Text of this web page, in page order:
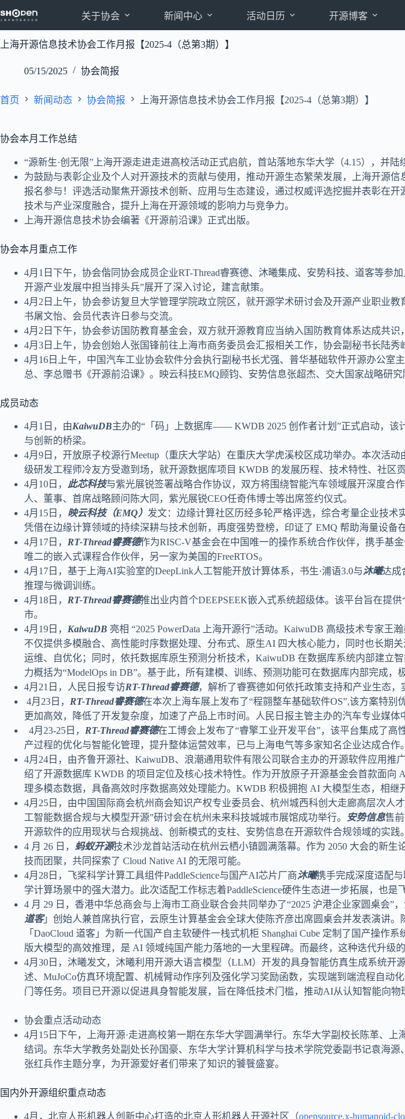
至
容
关于协会 新闻中心 活动日历 开源博客
上海开源信息技术协会工作月报【2025-4（总第3期）】
05/15/2025 协会简报
首页 新闻动态 协会简报 上海开源信息技术协会工作月报【2025-4（总第3期）】
协会本月工作总结
“源新生·创无限”上海开源走进走进高校活动正式启航，首站落地东华大学（4.15），并
为鼓励与表彰企业及个人对开源技术的贡献与使用，推动开源生态繁荣发展，上海开源
报名参与！评选活动聚焦开源技术创新、应用与生态建设，通过权威评选挖掘并表彰在
技术与产业深度融合，提升上海在开源领域的影响力与竞争力。
上海开源信息技术协会编著《开源前沿课》正式出版。
协会本月重点工作
4月1日下午，协会偕同协会成员企业RT-Thread睿赛德、沐曦集成、安势科技、道客等
开源产业发展中担当排头兵”展开了深入讨论，建言献策。
4月2日上午，协会参访复旦大学管理学院政立院区，就开源学术研讨会及开源产业职业
书屠文怡、会员代表许日参与交流。
4月2日下午，协会参访国防教育基金会，双方就开源教育应当纳入国防教育体系达成共
4月3日上午，协会创始人张国锋前往上海市商务委员会汇报相关工作，协会副秘书长陆秀
4月16日上午，中国汽车工业协会软件分会执行副秘书长尤强、普华基础软件开源办公
总、李总赠书《开源前沿课》。映云科技EMQ顾钧、安势信息张超杰、交大国家战略研究
成员动态
4月1日，由KaiwuDB主办的“「码」上数据库—— KWDB 2025 创作者计划”正式启动，
与创新的桥梁。
4月9日，开放原子校源行Meetup（重庆大学站）在重庆大学虎溪校区成功举办。本次活动
级研发工程师冷友方受邀到场，就开源数据库项目 KWDB 的发展历程、技术特性、社区
4月10日，
此芯科技与紫光展锐签署战略合作协议，双方将围绕智能汽车领域展开深度合
人、董事、首席战略顾问陈大同，紫光展锐CEO任奇伟博士等出席签约仪式。
4月15日， 映云科技（EMQ） 发文：边缘计算社区历经多轮严格评选，综合考量企业技术
凭借在边缘计算领域的持续深耕与技术创新，再度强势登榜，印证了 EMQ 帮助海量设备
4月17日， RT-Thread睿赛德作为RISC-V基金会在中国唯一的操作系统合作伙伴，携手基
唯二的嵌入式课程合作伙伴，另一家为美国的FreeRTOS。
4月17日，基于上海AI实验室的DeepLink人工智能开放计算体系，书生·浦语3.0与沐曦达成
推理与微调训练。
4月18日， RT-Thread睿赛德推出业内首个DEEPSEEK嵌入式系统超级体。该平台旨在提
市。
4月19日， KaiwuDB 亮相 “2025 PowerData 上海开源行”活动。KaiwuDB 高级技术专家
不仅提供多模融合、高性能时序数据处理、分布式、原生AI 四大核心能力，同时也长期
运维、自优化；同时，依托数据库原生预测分析技术，KaiwuDB 在数据库系统内部建立
力概括为“ModelOps in DB”。基于此，所有建模、训练、预测功能可在数据库内部完成，
4月21日，人民日报专访RT-Thread睿赛德，解析了睿赛德如何依托政策支持和产业生态，
4月23日， RT-Thread睿赛德在本次上海车展上发布了“程翧整车基础软件OS”,该方案特
更加高效，降低了开发复杂度，加速了产品上市时间。人民日报主管主办的汽车专业媒
4月23-25日， RT-Thread睿赛德在工博会上发布了“睿擎工业开发平台”，该平台集成了
产过程的优化与智能化管理，提升整体运营效率，已与上海电气等多家知名企业达成合
4月24日，由齐鲁开源社、KaiwuDB、浪潮通用软件有限公司联合主办的开源软件应用推
绍了开源数据库 KWDB 的项目定位及核心技术特性。作为开放原子开源基金会首款面
理多模态数据，具备高效时序数据高效处理能力。KWDB 积极拥抱 AI 大模型生态，相继
4月25日，由中国国际商会杭州商会知识产权专业委员会、杭州城西科创大走廊高层次
工智能数据合规与大模型开源”研讨会在杭州未来科技城城市展馆成功举行。
安势信息售
开源软件的应用现状与合规挑战、创新模式的支柱、安势信息在开源软件合规领域的实践。
4 月 26 日， 蚂蚁开源技术沙龙首站活动在杭州云栖小镇圆满落幕。作为 2050 大会的新
技而团聚，共同探索了 Cloud Native AI 的无限可能。
4月28日，飞桨科学计算工具组件PaddleScience与国产AI芯片厂商沐曦携手完成深度适配
学计算场景中的强大潜力。此次适配工作标志着PaddleScience硬件生态进一步拓展，也是
4 月 29 日，香港中华总商会与上海市工商业联合会共同举办了“2025 沪港企业家圆桌会
道客」创始人兼首席执行官，云原生计算基金会全球大使陈齐彦出席圆桌会并发表演讲
「DaoCloud 道客」为新一代国产自主软硬件一栈式机柜 Shanghai Cube 定制了国产操
版大模型的高效推理，是 AI 领域纯国产能力落地的一大里程碑。而最终，这种迭代升级
4月30日，沐曦发文，沐曦利用开源大语言模型（LLM）开发的具身智能仿真生成系统
述、MuJoCo仿真环境配置、机械臂动作序列及强化学习奖励函数，实现端到端流程自
门等任务。项目已开源以促进具身智能发展，旨在降低技术门槛，推动AI从认知智能向物
协会重点活动动态
4月15日下午，上海开源·走进高校第一期在东华大学圆满举行。东华大学副校长陈革、
结词。东华大学教务处副处长孙国豪、东华大学计算机科学与技术学院党委副书记袁海
张红兵作主题分享，为开源爱好者们带来了知识的饕餮盛宴。
国内外开源组织重点动态
4月，北京人形机器人创新中心打造的北京人形机器人开源社区（opensource.x-humanoid-